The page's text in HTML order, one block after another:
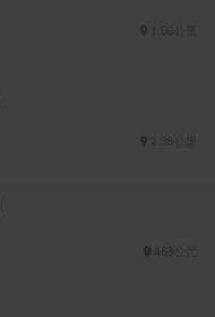
463公尺